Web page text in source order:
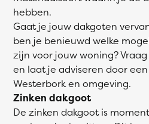
hebben.
Gaat je jouw dakgoten
ben je benieuwd welke
zijn voor jouw woning?
en laat je adviseren door
Westerbork en omgeving.
Zinken dakgoot
De zinken dakgoot is